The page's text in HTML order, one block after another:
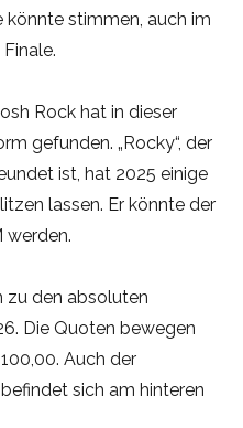
könnte stimmen, auch im
Rock hat in dieser
gefunden. „Rocky“, der
ist, hat 2025 einige
lassen. Er könnte der
werden.
zu den absoluten
Die Quoten bewegen
Auch der
sich am hinteren